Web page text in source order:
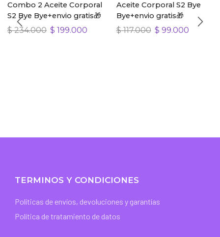
Combo 2 Aceite Corporal
S2 Bye Bye+envio gratis🎁
$234.000 $ 199.000
Aceite Corporal S2 Bye
Bye+envio gratis🎁
$117.000 $ 99.000
TERMINOS Y CONDICIONES
Políticas de envíos, devoluciones y garantías
Política de tratamiento de datos